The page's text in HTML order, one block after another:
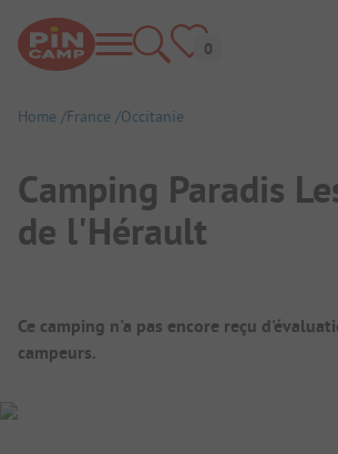
Home France Occitanie
Camping Paradis
de l'Hérault
Aperçu du camping
Ce camping n'a pas encore reçu
campeurs.